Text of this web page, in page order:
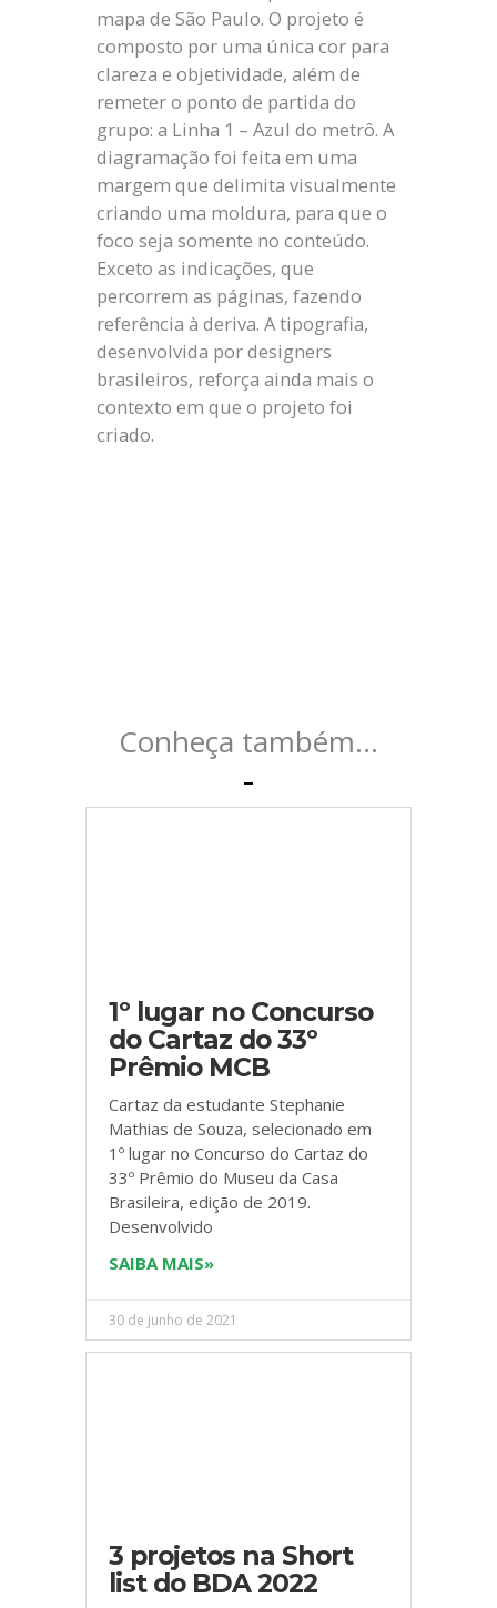
mapa de São Paulo. O projeto é
composto por uma única cor para
clareza e objetividade, além de
remeter o ponto de partida do
grupo: a Linha 1 – Azul do metrô. A
diagramação foi feita em uma
margem que delimita visualmente
criando uma moldura, para que o
foco seja somente no conteúdo.
Exceto as indicações, que
percorrem as páginas, fazendo
referência à deriva. A tipografia,
desenvolvida por designers
brasileiros, reforça ainda mais o
contexto em que o projeto foi
criado.
Conheça também...
1º lugar no Concurso
do Cartaz do 33º
Prêmio MCB
Cartaz da estudante Stephanie
Mathias de Souza, selecionado em
1º lugar no Concurso do Cartaz do
33º Prêmio do Museu da Casa
Brasileira, edição de 2019.
Desenvolvido
SAIBA MAIS»
30 de junho de 2021
3 projetos na Short
list do BDA 2022